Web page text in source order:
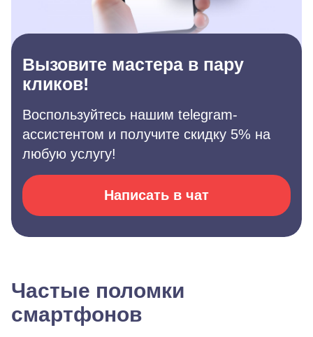
Вызовите мастера в пару
кликов!
Воспользуйтесь нашим telegram-
ассистентом и получите скидку 5% на
любую услугу!
Написать в чат
Частые поломки
смартфонов